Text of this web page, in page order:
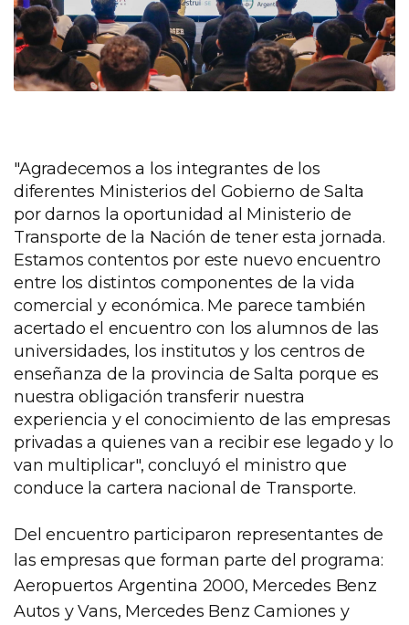
"Agradecemos a los integrantes de los
diferentes Ministerios del Gobierno de Salta
por darnos la oportunidad al Ministerio de
Transporte de la Nación de tener esta jornada.
Estamos contentos por este nuevo encuentro
entre los distintos componentes de la vida
comercial y económica. Me parece también
acertado el encuentro con los alumnos de las
universidades, los institutos y los centros de
enseñanza de la provincia de Salta porque es
nuestra obligación transferir nuestra
experiencia y el conocimiento de las empresas
privadas a quienes van a recibir ese legado y lo
van multiplicar", concluyó el ministro que
conduce la cartera nacional de Transporte.
Del encuentro participaron representantes de
las empresas que forman parte del programa:
Aeropuertos Argentina 2000, Mercedes Benz
Autos y Vans, Mercedes Benz Camiones y